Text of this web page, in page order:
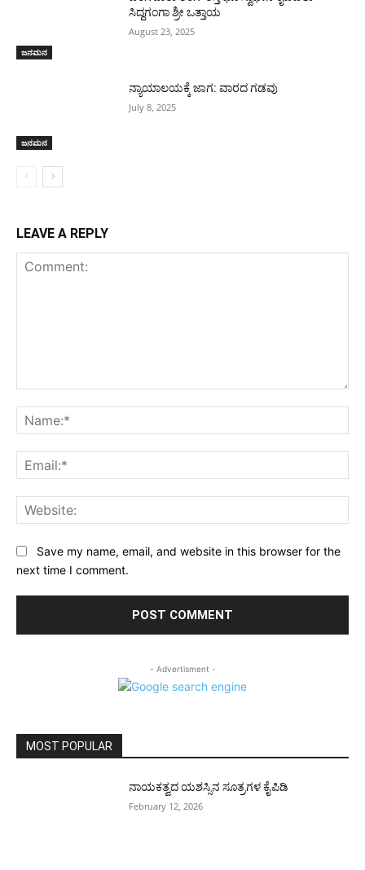
ಜನಮನ
ಸಿದ್ದಗಂಗಾ ಶ್ರೀ ಒತ್ತಾಯ
August 23, 2025
ಜನಮನ
ನ್ಯಾಯಾಲಯಕ್ಕೆ ಜಾಗ: ವಾರದ ಗಡವು
July 8, 2025
LEAVE A REPLY
Save my name, email, and website in this browser for the
next time I comment.
- Advertisment -
MOST POPULAR
ನಾಯಕತ್ವದ ಯಶಸ್ಸಿನ ಸೂತ್ರಗಳ ಕೈಪಿಡಿ
February 12, 2026